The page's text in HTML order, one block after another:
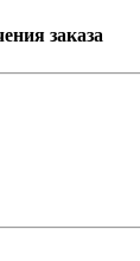
заказа